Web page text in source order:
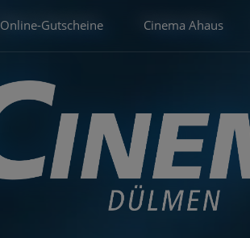
Online-Gutscheine Cinema Ahaus